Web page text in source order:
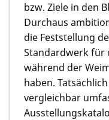
bzw. Ziele in den
Durchaus
die Feststellung
Standardwerk für
während der
haben.
vergleichbar